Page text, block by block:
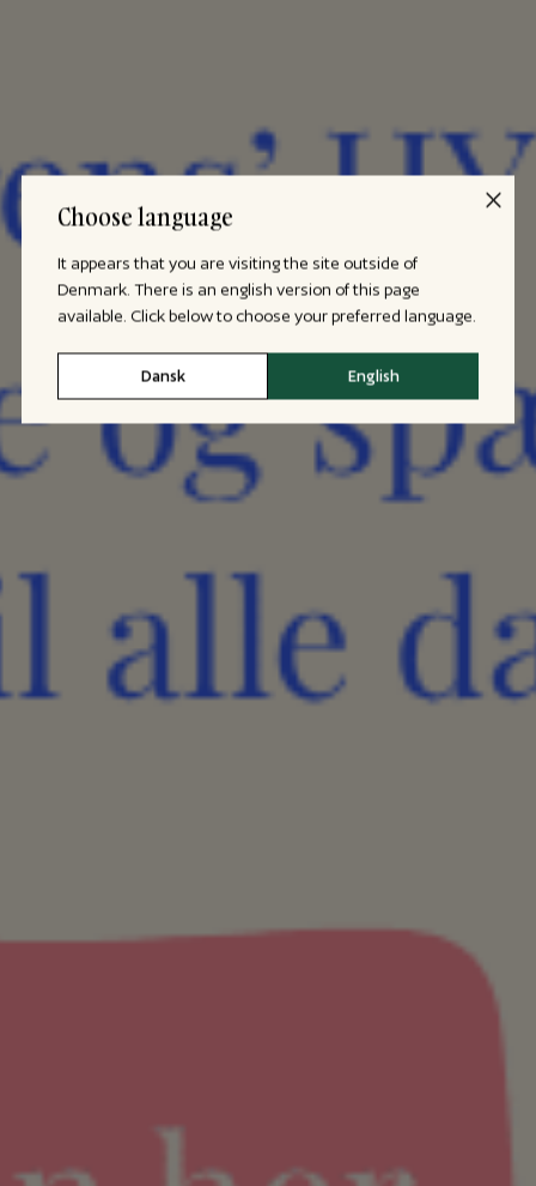
Choose language
It appears that you are visiting the site outside of
Denmark. There is an english version of this page
available. Click below to choose your preferred language.
Dansk English